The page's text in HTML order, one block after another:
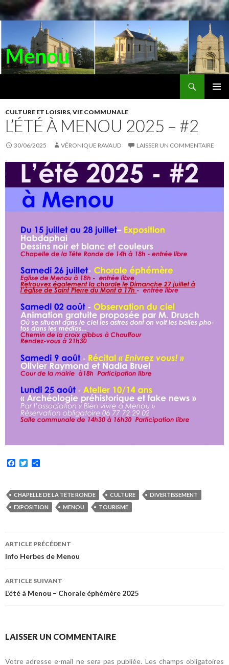
Menou
AU
CONTENU
CULTURE ET LOISIRS, VIE COMMUNALE
L’ÉTÉ À MENOU 2025 – #2
30/06/2025 VÉRONIQUE RAVAUD LAISSER UN COMMENTAIRE
F
b
o
o
T
t
e
r
a
g
e
CHAPELLE DE LA TÊTE RONDE CULTURE
DIVERTISSEMENT
EXPOSITION
MENOU TOURISME
Navigation
des
articles
ARTICLE PRÉCÉDENT
Info Herbes de Menou
ARTICLE SUIVANT
L’été à Menou – Chorale éphémère 2025
LAISSER UN COMMENTAIRE
Votre adresse e-mail ne sera pas publiée. Les champs obligatoires